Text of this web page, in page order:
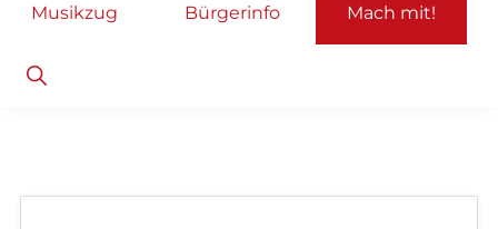
selbstverständlich!
Musikzug Bürgerinfo Mach mit!
Show
Search